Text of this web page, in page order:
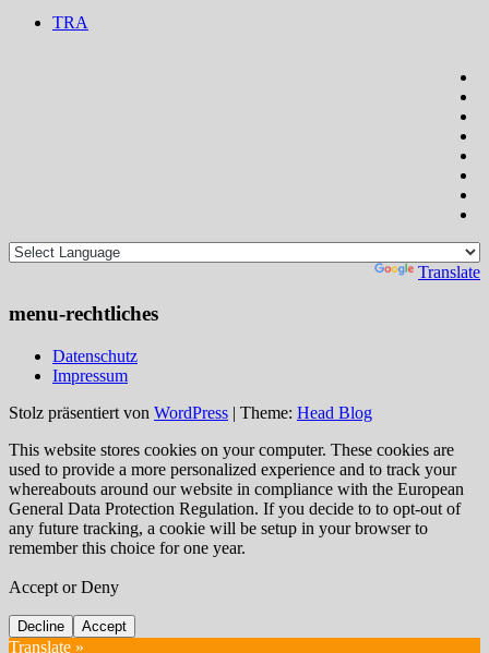
TRA
Translate
menu-rechtliches
Datenschutz
Impressum
Stolz präsentiert von WordPress | Theme: Head Blog
This website stores cookies on your computer. These cookies are
used to provide a more personalized experience and to track your
whereabouts around our website in compliance with the European
General Data Protection Regulation. If you decide to to opt-out of
any future tracking, a cookie will be setup in your browser to
remember this choice for one year.
Accept or Deny
Decline Accept
Translate »